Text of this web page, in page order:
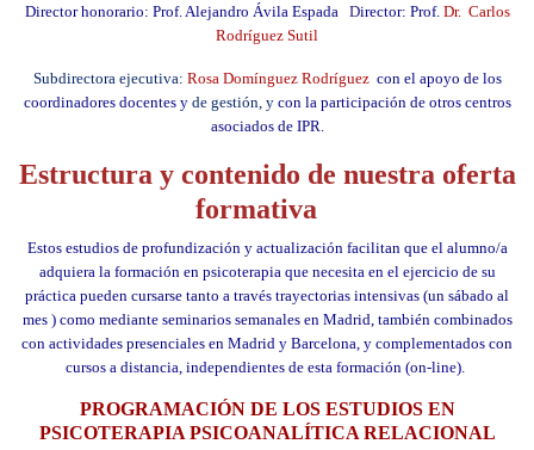
Director honorario: Prof. Alejandro Ávila Espada Director: Prof. Dr. Carlos
Rodríguez Sutil
Subdirectora ejecutiva: Rosa Domínguez Rodríguezcon el apoyo de los
coordinadores docentes yde gestión, y con la participación de otros centros
asociados de IPR.
Estructura y contenido de nuestra oferta
formativa
Estos estudios de profundización y actualización facilitan que el alumno/a
adquiera la formación en psicoterapia que necesita en el ejercicio de su
práctica pueden cursarse tanto a través trayectorias intensivas (un sábado al
mes ) como mediante seminarios semanales en Madrid, también combinados
con actividades presenciales en Madrid y Barcelona, y complementados con
cursos a distancia, independientes de esta formación (on-line).
PROGRAMACIÓN DE LOS ESTUDIOS EN
PSICOTERAPIA PSICOANALÍTICA RELACIONAL